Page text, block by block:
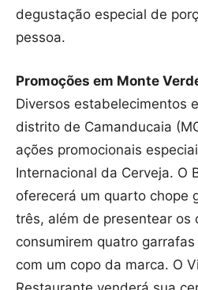
degustação especial de
pessoa.
Promoções em Monte
Diversos estabelecimentos
distrito de Camanducaia
ações promocionais
Internacional da Cerveja. O
oferecerá um quarto chope
três, além de presentear os
consumirem quatro
com um copo da marca. O